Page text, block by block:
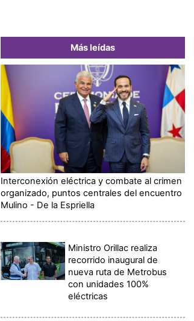
Más leídas
Interconexión eléctrica y combate al crimen
organizado, puntos centrales del encuentro
Mulino - De la Espriella
Ministro Orillac realiza
recorrido inaugural de
nueva ruta de Metrobus
con unidades 100%
eléctricas